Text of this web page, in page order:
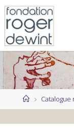
Skip
to
content
HomeCatalogue